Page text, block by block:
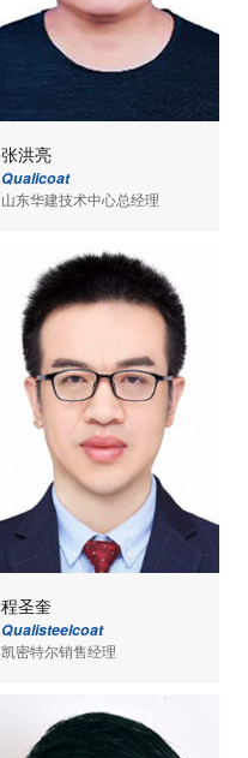
张洪亮
Qualicoat
山东华建技术中心总经理
程圣奎
Qualisteelcoat
凯密特尔销售经理